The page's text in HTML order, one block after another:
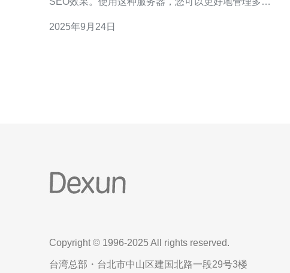
详细探讨选择此类服务器的好处，并给出一些实用建
2025年9月24日
Copyright © 1996-2025 All rights reserved.
台湾总部・台北市中山区建国北路一段29号3楼